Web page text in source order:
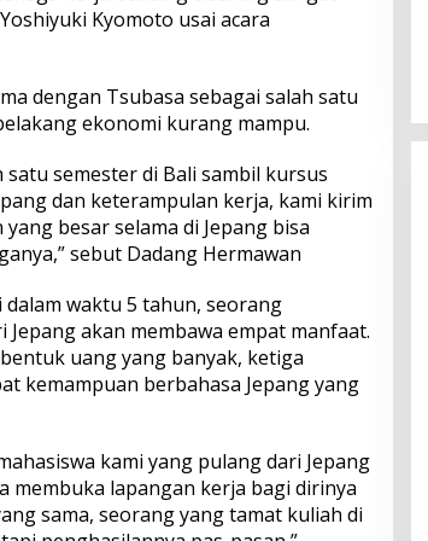
Kyomoto usai acara
dengan Tsubasa sebagai salah satu
ekonomi kurang mampu.
semester di Bali sambil kursus
dan keterampulan kerja, kami kirim
besar selama di Jepang bisa
sebut Dadang Hermawan
waktu 5 tahun, seorang
akan membawa empat manfaat.
uang yang banyak, ketiga
kemampuan berbahasa Jepang yang
kami yang pulang dari Jepang
membuka lapangan kerja bagi dirinya
sama, seorang yang tamat kuliah di
Perkuat Ekosistem Pariwisata
Dibuka di KEK Kura Kura